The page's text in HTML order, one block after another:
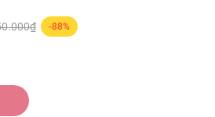
-88%